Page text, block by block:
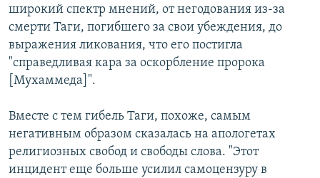
широкий спектр мнений, от негодования из-за
смерти Таги, погибшего за свои убеждения, до
выражения ликования, что его постигла
"справедливая кара за оскорбление пророка
[Мухаммеда]".
Вместе с тем гибель Таги, похоже, самым
негативным образом сказалась на апологетах
религиозных свобод и свободы слова. "Этот
инцидент еще больше усилил самоцензуру в